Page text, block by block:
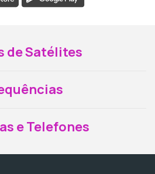
de Satélites
e Telefones